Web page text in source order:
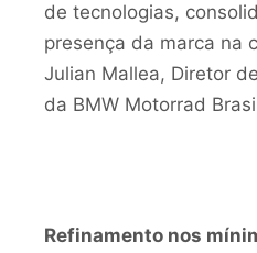
de tecnologias,
presença da marca na
Julian Mallea, Diretor
da BMW Motorrad
Refinamento nos